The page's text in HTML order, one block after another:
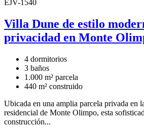
EJV-1540
Villa Dune de estilo
privacidad en Monte
4 dormitorios
3 baños
1.000 m² parcela
440 m² construido
Ubicada en una amplia parcela privada en
residencial de Monte Olimpo, esta
construcción...